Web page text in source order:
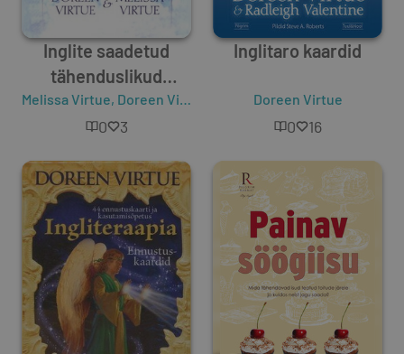
Inglite saadetud
tähenduslikud
unenäod
Melissa Virtue, Doreen Virtue
0 3
Inglitaro kaardid
Doreen Virtue
0 16